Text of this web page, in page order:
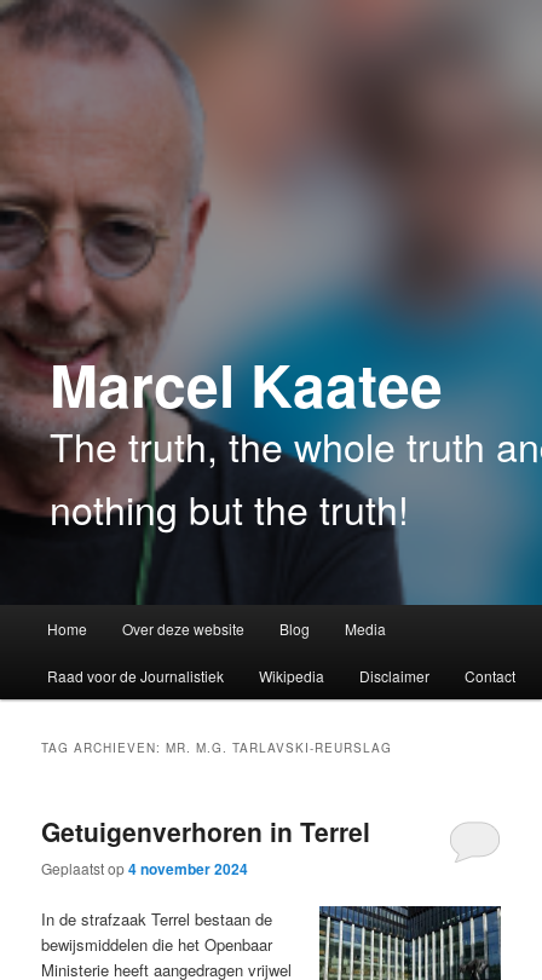
Spring
Spring
Marcel Kaatee
The truth, the whole truth
nothing but the truth!
Home Over deze website Blog Media
Raad voor de Journalistiek Wikipedia Disclaimer Contact
TAG ARCHIEVEN:MR. M.G. TARLAVSKI-REURSLAG
Getuigenverhoren in Terrel
Geplaatst op4 november 2024
In de strafzaak Terrel bestaan de
bewijsmiddelen die het Openbaar
Ministerie heeft aangedragen vrijwel